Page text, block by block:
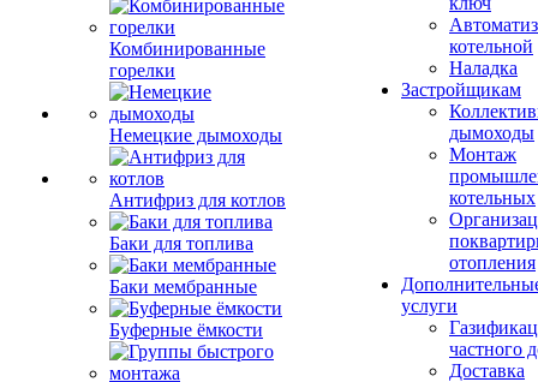
Комбинированные
горелки
Немецкие дымоходы
Антифриз для котлов
Баки для топлива
Баки мембранные
Буферные ёмкости
котельной
Наладка
Застройщикам
дымоходы
Монтаж
котельных
отопления
услуги
частного
Доставка